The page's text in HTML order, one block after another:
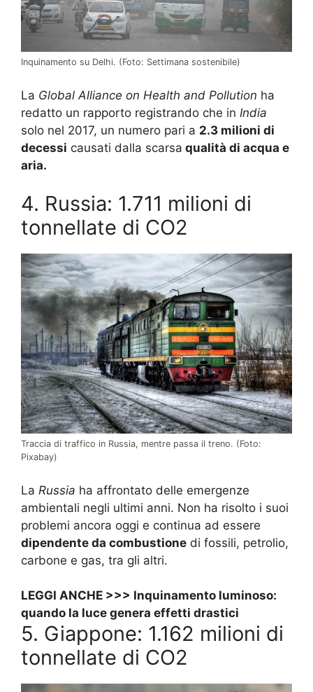
Inquinamento su Delhi. (Foto: Settimana sostenibile)
La Global Alliance on Health and Pollution ha
redatto un rapporto registrando che in India
solo nel 2017, un numero pari a 2.3 milioni di
decessi causati dalla scarsa qualità di acqua e
aria.
4. Russia: 1.711 milioni di
tonnellate di CO2
Traccia di traffico in Russia, mentre passa il treno. (Foto:
Pixabay)
La Russia ha affrontato delle emergenze
ambientali negli ultimi anni. Non ha risolto i suoi
problemi ancora oggi e continua ad essere
dipendente da combustione di fossili, petrolio,
carbone e gas, tra gli altri.
LEGGI ANCHE >>> Inquinamento luminoso:
quando la luce genera effetti drastici
5. Giappone: 1.162 milioni di
tonnellate di CO2